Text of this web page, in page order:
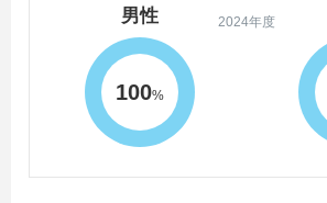
2024年度
男性
100%